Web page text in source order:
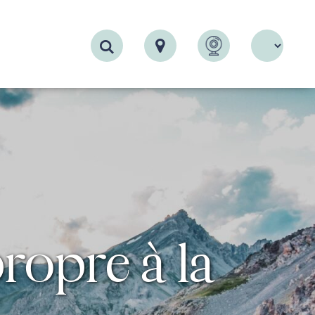
Recherche
à la